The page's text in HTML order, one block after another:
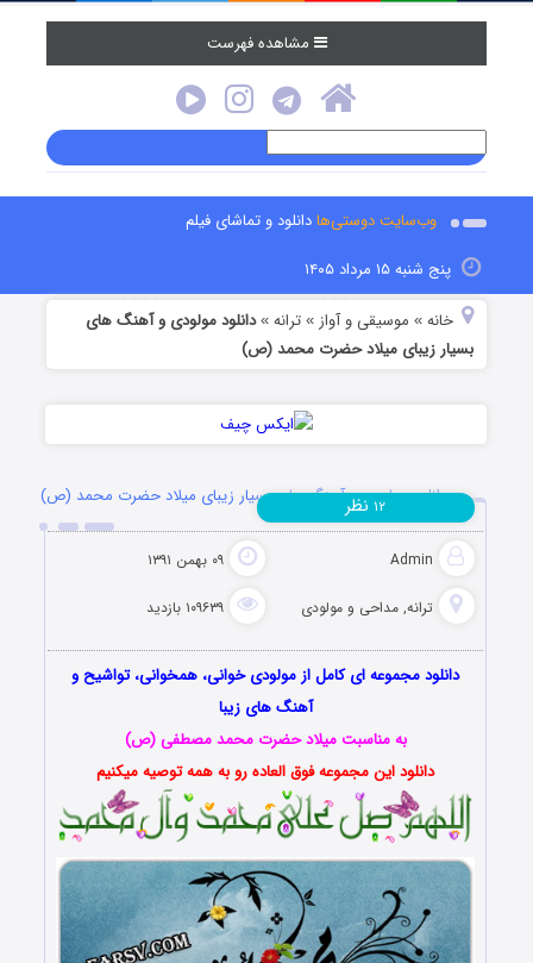
مشاهده فهرست
وب‌سایت دوستی‌هادانلود و تماشای فیلم
پنج شنبه ۱۵ مرداد ۱۴۰۵
خانه » موسیقی و آواز »ترانه »دانلود مولودی و آهنگ های
بسیار زیبای میلاد حضرت محمد (ص)
دانلود مولودی و آهنگ های بسیار زیبای میلاد حضرت محمد (ص)
Admin ۰۹ بهمن ۱۳۹۱
ترانه,مداحی و مولودی ۱۰۹۶۳۹ بازدید
۱۲ نظر
دانلود مجموعه ای کامل از مولودی خوانی، همخوانی، تواشیح و
آهنگ های زیبا
به مناسبت میلاد حضرت محمد مصطفی (ص)
دانلود این مجموعه فوق العاده رو به همه توصیه میکنیم